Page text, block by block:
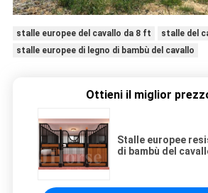
stalle europee del cavallo da 8 ft
stalle del
stalle europee di legno di bambù del cavallo
Ottieni il miglior
Stalle europee
di bambù del